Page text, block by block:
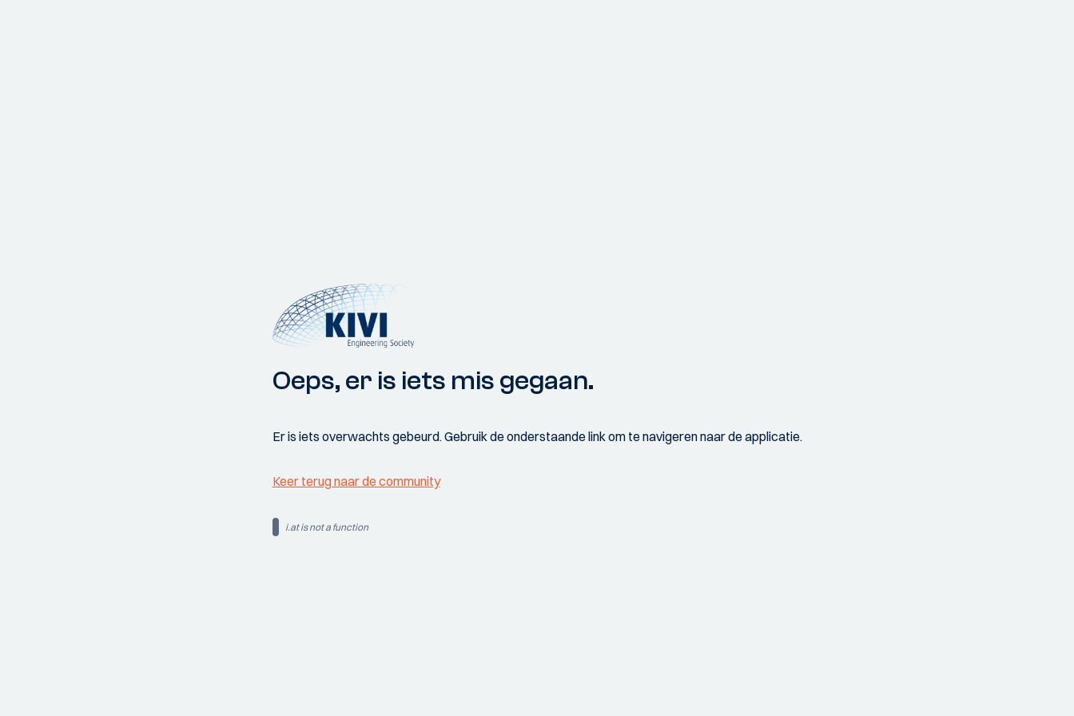
Oeps, er is iets mis gegaan.
Er is iets overwachts gebeurd. Gebruik de onderstaande link om te navigeren naar de applicatie.
Keer terug naar de community
i.at is not a function